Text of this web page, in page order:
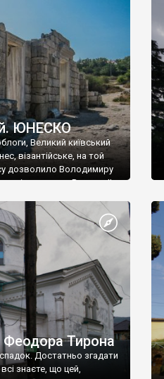
з фондів об’єкту
Таврійського».
але експерти та
[…]
ЮНЕСКО
Великий київський
візантійське, на той
дозволило Володимиру
імператору Василю ІІ,
Василем-
Русі. На честь
[…]
Феодора Тирона
Достатньо згадати
знаєте, що цей,